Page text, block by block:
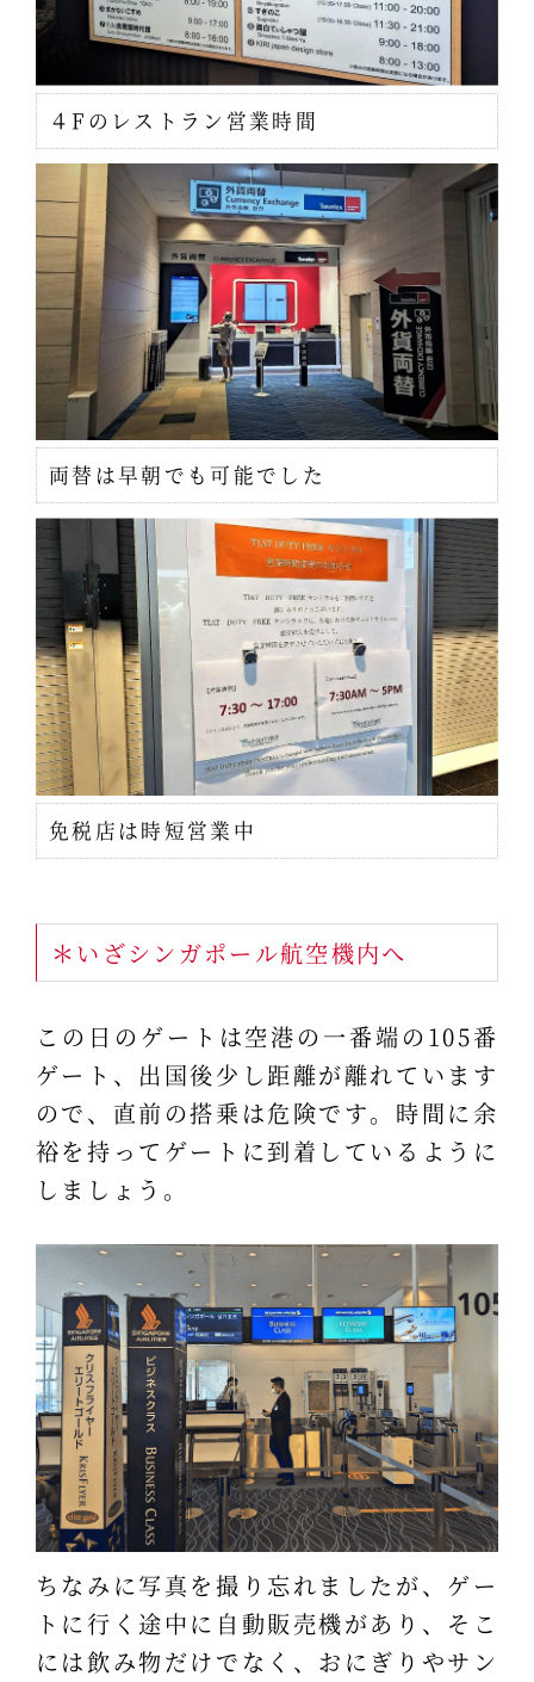
４Fのレストラン営業時間
両替は早朝でも可能でした
免税店は時短営業中
＊いざシンガポール航空機内へ
この日のゲートは空港の一番端の105番
ゲート、出国後少し距離が離れています
ので、直前の搭乗は危険です。時間に余
裕を持ってゲートに到着しているように
しましょう。
ちなみに写真を撮り忘れましたが、ゲー
トに行く途中に自動販売機があり、そこ
には飲み物だけでなく、おにぎりやサン